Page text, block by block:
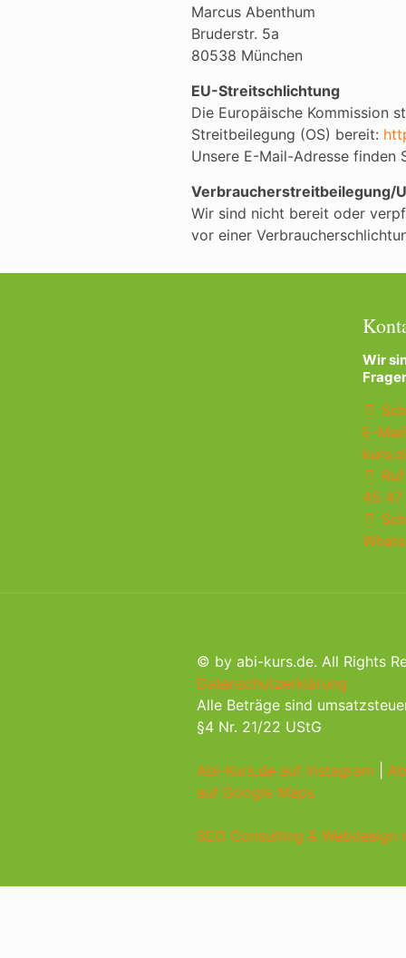
Marcus Abenthum
Bruderstr. 5a
80538 München
EU-Streitschlichtung
Die Europäische Kommission
Streitbeilegung (OS) bereit:
Unsere E-Mail-Adresse finden
Verbraucherstreitbeilegung/
Wir sind nicht bereit oder
vor einer
Wir
E-
45
© by abi-kurs.de. All Rights
Datenschutzerklärung
Alle Beträge sind
§4 Nr. 21/22 UStG
Abi-Kurs.de auf Instagram
auf Google Maps
SEO Consulting &